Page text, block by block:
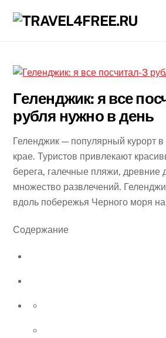
Геленджик: я все
рубля нужно в день
Геленджик — популярный курорт в
крае. Туристов привлекают
берега, галечные пляжи, древние
множество развлечений.
вдоль побережья Черного моря
Содержание